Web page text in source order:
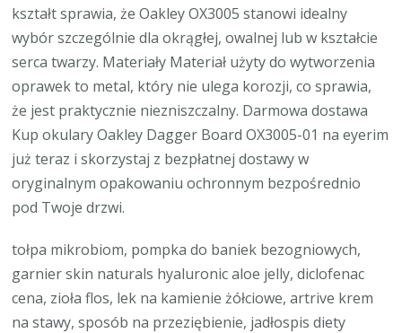
kształt sprawia, że Oakley OX3005 stanowi idealny
wybór szczególnie dla okrągłej, owalnej lub w kształcie
serca twarzy. Materiały Materiał użyty do wytworzenia
oprawek to metal, który nie ulega korozji, co sprawia,
że jest praktycznie niezniszczalny. Darmowa dostawa
Kup okulary Oakley Dagger Board OX3005-01 na eyerim
już teraz i skorzystaj z bezpłatnej dostawy w
oryginalnym opakowaniu ochronnym bezpośrednio
pod Twoje drzwi.
tołpa mikrobiom, pompka do baniek bezogniowych,
garnier skin naturals hyaluronic aloe jelly, diclofenac
cena, zioła flos, lek na kamienie żółciowe, artrive krem
na stawy, sposób na przeziębienie, jadłospis diety